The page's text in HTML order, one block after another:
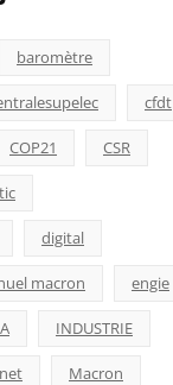
baromètre
cfdt
COP21 CSR
digital
macron engie
INDUSTRIE
Macron